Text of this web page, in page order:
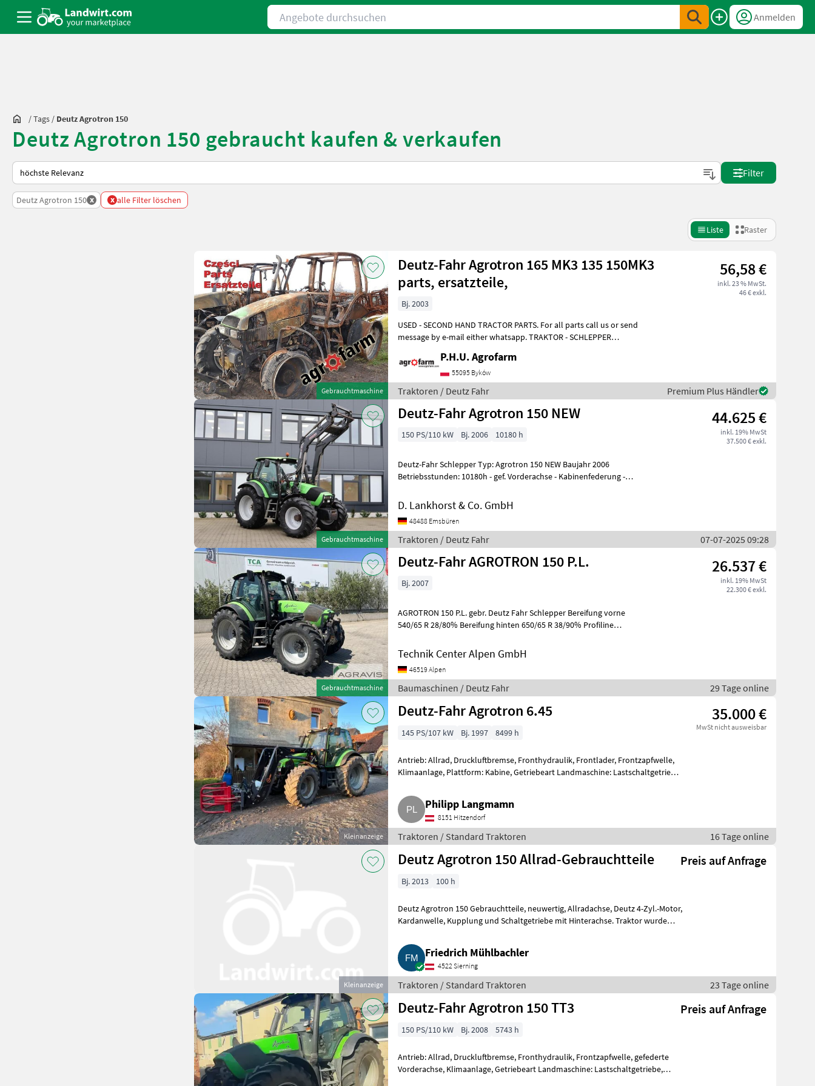
Angebote durchsuchen
Anmelden
/Tags / Deutz Agrotron 150
Deutz Agrotron 150 gebraucht kaufen & verkaufen
So wird auf Landwirt.com sortiert
Filter
Deutz Agrotron 150 x x alle Filter löschen
Liste Raster
Gebrauchtmaschine
Deutz-Fahr Agrotron 165 MK3 135 150MK3
parts, ersatzteile,
56,58 €
inkl. 23 % MwSt.
46 € exkl.
Bj. 2003
USED - SECOND HAND TRACTOR PARTS. For all parts call us or send
message by e-mail either whatsapp. TRAKTOR - SCHLEPPER
P.H.U. Agrofarm
55095 Byków
Traktoren / Deutz Fahr Premium Plus Händler
Gebrauchtmaschine
Deutz-Fahr Agrotron 150 NEW 44.625 €
inkl. 19% MwSt
37.500 € exkl.
150 PS/110 kW Bj. 2006 10180 h
Deutz-Fahr Schlepper Typ: Agrotron 150 NEW Baujahr 2006
Betriebsstunden: 10180h - gef. Vorderachse - Kabinenfederung -
D. Lankhorst & Co. GmbH
48488 Emsbüren
Traktoren / Deutz Fahr 07-07-2025 09:28
Gebrauchtmaschine
Deutz-Fahr AGROTRON 150 P.L. 26.537 €
inkl. 19% MwSt
22.300 € exkl.
Bj. 2007
AGROTRON 150 P.L. gebr. Deutz Fahr Schlepper Bereifung vorne
540/65 R 28/80% Bereifung hinten 650/65 R 38/90% Profiline
Technik Center Alpen GmbH
46519 Alpen
Baumaschinen / Deutz Fahr 29 Tage online
Kleinanzeige
Deutz-Fahr Agrotron 6.45 35.000 €
MwSt nicht ausweisbar
145 PS/107 kW Bj. 1997 8499 h
Antrieb: Allrad, Druckluftbremse, Fronthydraulik, Frontlader, Frontzapfwelle,
Klimaanlage, Plattform: Kabine, Getriebeart Landmaschine: Lastschaltgetriebe,
Philipp Langmamn
8151 Hitzendorf
Traktoren / Standard Traktoren 16 Tage online
Kleinanzeige
Deutz Agrotron 150 Allrad-Gebrauchtteile Preis auf Anfrage
Bj. 2013 100 h
Deutz Agrotron 150 Gebrauchtteile, neuwertig, Allradachse, Deutz 4-Zyl.-Motor,
Kardanwelle, Kupplung und Schaltgetriebe mit Hinterachse. Traktor wurde
Friedrich Mühlbachler
4522 Sierning
Traktoren / Standard Traktoren 23 Tage online
Deutz-Fahr Agrotron 150 TT3 Preis auf Anfrage
150 PS/110 kW Bj. 2008 5743 h
Antrieb: Allrad, Druckluftbremse, Fronthydraulik, Frontzapfwelle, gefederte
Vorderachse, Klimaanlage, Getriebeart Landmaschine: Lastschaltgetriebe,